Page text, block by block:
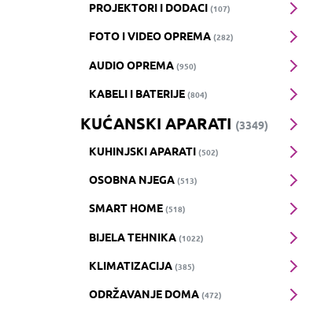
PROJEKTORI I DODACI (107)
FOTO I VIDEO OPREMA (282)
AUDIO OPREMA (950)
KABELI I BATERIJE (804)
KUĆANSKI APARATI (3349)
KUHINJSKI APARATI (502)
OSOBNA NJEGA (513)
SMART HOME (518)
BIJELA TEHNIKA (1022)
KLIMATIZACIJA (385)
ODRŽAVANJE DOMA (472)